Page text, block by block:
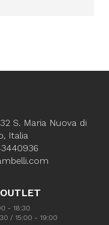
S. Maria Nuova di
Italia
- 18:30
/ 15:00 - 19:00